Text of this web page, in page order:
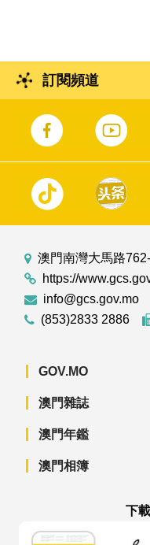
訂閱頻道
澳門南灣大馬路
https://
info@gcs.gov.mo
(853)2833 2886
GOV.MO
澳門雜誌
澳門年鑑
澳門相簿
下